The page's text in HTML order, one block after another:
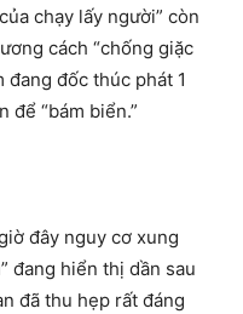
chạy lấy người” còn
cách “chống giặc
đang đốc thúc phát 1
để “bám biển.”
đây nguy cơ xung
đang hiển thị dần sau
đã thu hẹp rất đáng